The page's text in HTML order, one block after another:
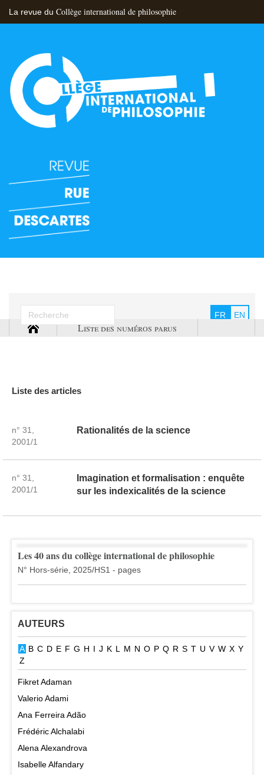
La revue du Collège international de philosophie
FR EN
Liste des numéros parus
Liste des articles
n° 31,
2001/1
Rationalités de la science
n° 31,
2001/1
Imagination et formalisation : enquête
sur les indexicalités de la science
Les 40 ans du collège international de philosophie
N° Hors-série, 2025/HS1 - pages
AUTEURS
A B C D E F G H I J K L M N O P Q R S T U V W X Y
Z
Fikret Adaman
Valerio Adami
Ana Ferreira Adão
Frédéric Alchalabi
Alena Alexandrova
Isabelle Alfandary